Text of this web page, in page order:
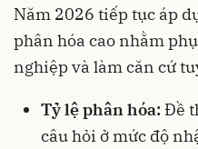
Năm 2026 tiếp tục áp
phân hóa cao nhằm
nghiệp và làm căn cứ
Tỷ lệ phân hóa:Đề
câu hỏi ở mức độ